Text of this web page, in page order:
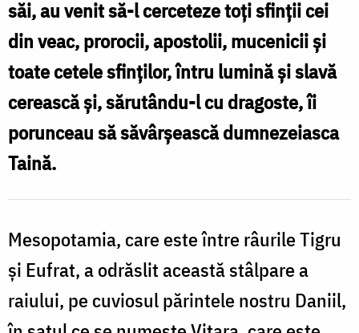
săi, au venit să-l cerceteze toți sfinții cei
din veac, prorocii, apostolii, mucenicii și
toate cetele sfinților, întru lumină și slavă
cerească și, sărutându-l cu dragoste, îi
porunceau să săvârșească dumnezeiasca
Taină.
Mesopotamia, care este între râurile Tigru
și Eufrat, a odrăslit această stâlpare a
raiului, pe cuviosul părintele nostru Daniil,